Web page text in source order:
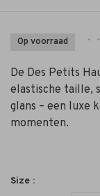
Op voorraad • •
De Des Petits
elastische taille,
glans – een luxe
momenten.
Size :